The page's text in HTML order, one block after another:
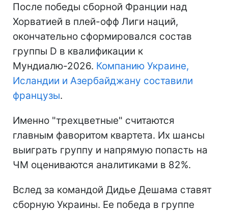
После победы сборной Франции над
Хорватией в плей-офф Лиги наций,
окончательно сформировался состав
группы D в квалификации к
Мундиалю-2026. Компанию Украине,
Исландии и Азербайджану составили
французы.
Именно "трехцветные" считаются
главным фаворитом квартета. Их шансы
выиграть группу и напрямую попасть на
ЧМ оцениваются аналитиками в 82%.
Вслед за командой Дидье Дешама ставят
сборную Украины. Ее победа в группе